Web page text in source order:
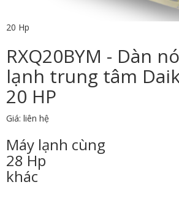
20 Hp
RXQ20BYM - Dàn
lạnh trung tâm
20 HP
Giá: liên hệ
Máy lạnh cùng
28 Hp
khác